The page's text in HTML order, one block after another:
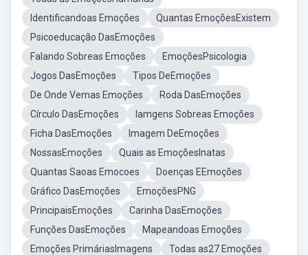
Identificandoas Emoções
Quantas EmoçõesExistem
Psicoeducação DasEmoções
Falando Sobreas Emoções
EmoçõesPsicologia
Jogos DasEmoções
Tipos DeEmoções
De Onde Vemas Emoções
Roda DasEmoções
Círculo DasEmoções
Iamgens Sobreas Emoções
Ficha DasEmoções
Imagem DeEmoções
NossasEmoções
Quais as EmoçõesInatas
Quantas Saoas Emocoes
Doenças EEmoções
Gráfico DasEmoções
EmoçõesPNG
PrincipaisEmoções
Carinha DasEmoções
Funções DasEmoções
Mapeandoas Emoções
Emoções PrimáriasImagens
Todas as27 Emoções